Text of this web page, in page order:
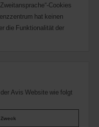
Cookies
hat keinen
die Funktionalität der
Avis Website wie folgt
Zweck